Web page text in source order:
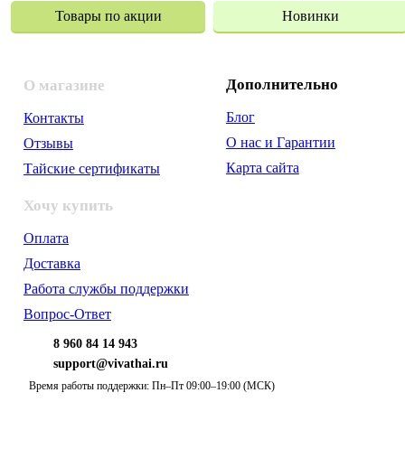
Товары по акции Новинки
О магазине
Контакты
Отзывы
Тайские сертификаты
Хочу купить
Оплата
Доставка
Работа службы поддержки
Вопрос-Ответ
Дополнительно
Блог
О нас и Гарантии
Карта сайта
8 960 84 14 943
support@vivathai.ru
Время работы поддержки: Пн–Пт 09:00–19:00 (МСК)